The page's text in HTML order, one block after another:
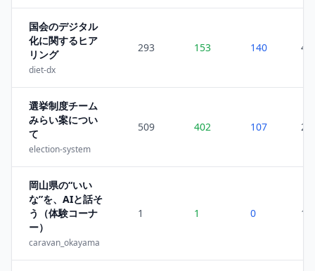
国会のデジタル
化に関するヒア
リング
diet-dx
293 153 140
選挙制度チーム
みらい案につい
て
election-system
509 402 107
岡山県の“いい
な”を、AIと話そ
う（体験コーナ
ー）
caravan_okayama
1 1 0 1